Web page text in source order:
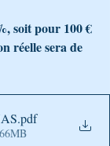
soit pour 100 €
réelle sera de
.pdf